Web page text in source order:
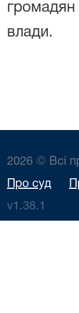
громадян
влади.
2026 © Всі
Про суд
v1.38.1